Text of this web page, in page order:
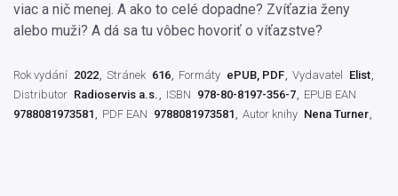
viac a nič menej. A ako to celé dopadne? Zvíťazia ženy
alebo muži? A dá sa tu vôbec hovoriť o víťazstve?
Rok vydání 2022 Stránek 616 Formáty ePUB, PDF Vydavatel
Elist
Distributor Radioservis a.s. ISBN 978-80-8197-356-7
EPUB EAN
9788081973581
PDF EAN 9788081973581 Autor knihy Nena Turner